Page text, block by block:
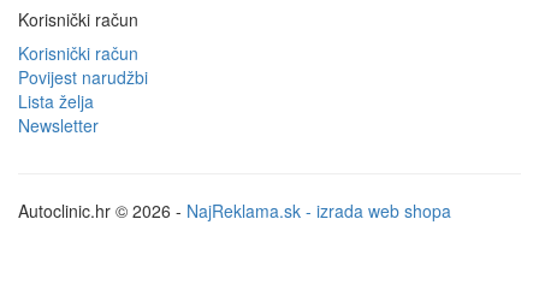
Korisnički račun
Korisnički račun
Povijest narudžbi
Lista želja
Newsletter
Autoclinic.hr © 2026 - NajReklama.sk - izrada web shopa